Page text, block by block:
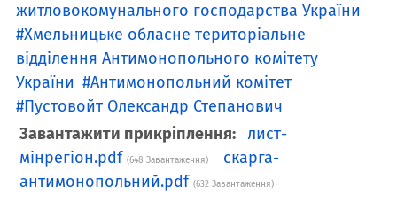
житловокомунального господарства України
Хмельницьке обласне територіальне
відділення Антимонопольного комітету
України
Антимонопольний комітет
Пустовойт Олександр Степанович
Завантажити прикріплення: лист-
мінрегіон.pdf (648 Завантаження)
скарга-
антимонопольний.pdf (632 Завантаження)